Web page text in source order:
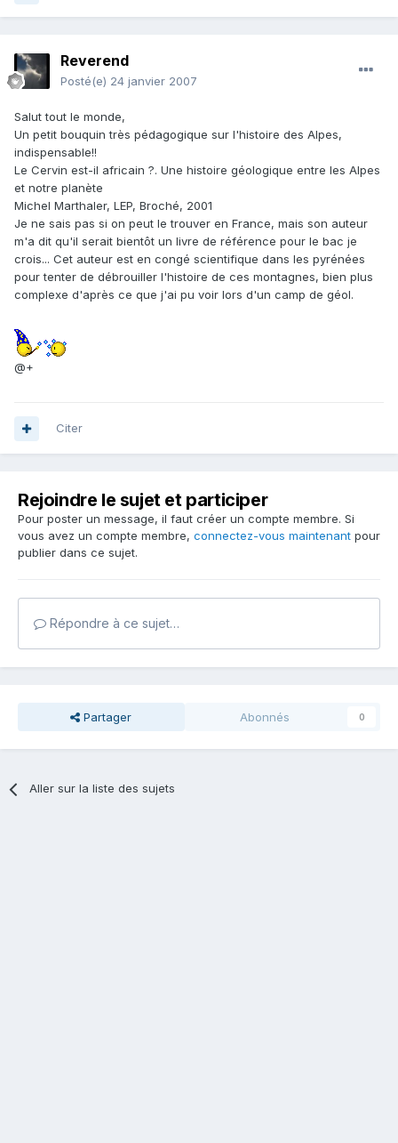
Reverend
Posté(e) 24 janvier 2007
Salut tout le monde,
Un petit bouquin très pédagogique sur l'histoire des Alpes,
indispensable!!
Le Cervin est-il africain ?. Une histoire géologique entre les Alpes
et notre planète
Michel Marthaler, LEP, Broché, 2001
Je ne sais pas si on peut le trouver en France, mais son auteur
m'a dit qu'il serait bientôt un livre de référence pour le bac je
crois... Cet auteur est en congé scientifique dans les pyrénées
pour tenter de débrouiller l'histoire de ces montagnes, bien plus
complexe d'après ce que j'ai pu voir lors d'un camp de géol.
@+
Citer
Rejoindre le sujet et participer
Pour poster un message, il faut créer un compte membre. Si
vous avez un compte membre, connectez-vous maintenant pour
publier dans ce sujet.
Répondre à ce sujet…
Partager Abonnés 0
Aller sur la liste des sujets